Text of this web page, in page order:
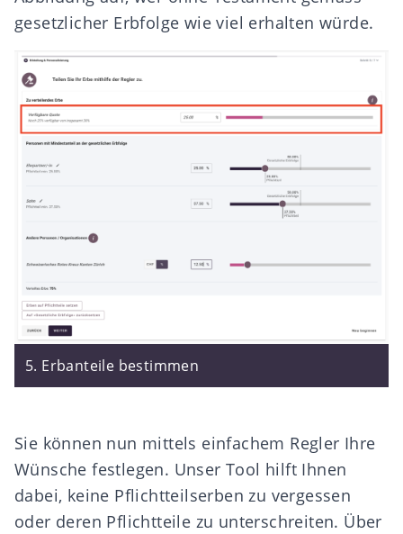
gesetzlicher Erbfolge wie viel erhalten würde.
5. Erbanteile bestimmen
Sie können nun mittels einfachem Regler Ihre
Wünsche festlegen. Unser Tool hilft Ihnen
dabei, keine Pflichtteilserben zu vergessen
oder deren Pflichtteile zu unterschreiten. Über